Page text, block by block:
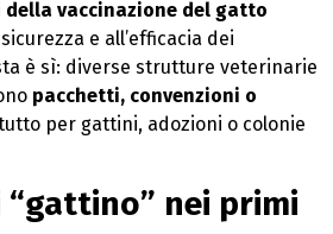
vaccinazione del gatto
e all’efficacia dei
è sì: diverse strutture veterinarie
pacchetti, convenzioni o
per gattini, adozioni o colonie
“gattino” nei primi